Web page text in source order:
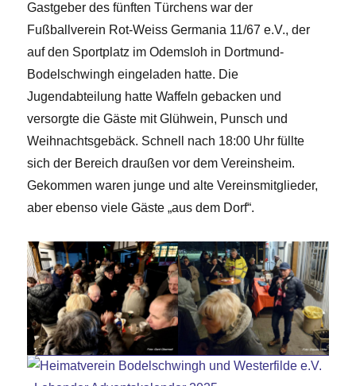
Gastgeber des fünften Türchens war der
Fußballverein Rot-Weiss Germania 11/67 e.V., der
auf den Sportplatz im Odemsloh in Dortmund-
Bodelschwingh eingeladen hatte. Die
Jugendabteilung hatte Waffeln gebacken und
versorgte die Gäste mit Glühwein, Punsch und
Weihnachtsgebäck. Schnell nach 18:00 Uhr füllte
sich der Bereich draußen vor dem Vereinsheim.
Gekommen waren junge und alte Vereinsmitglieder,
aber ebenso viele Gäste „aus dem Dorf“.